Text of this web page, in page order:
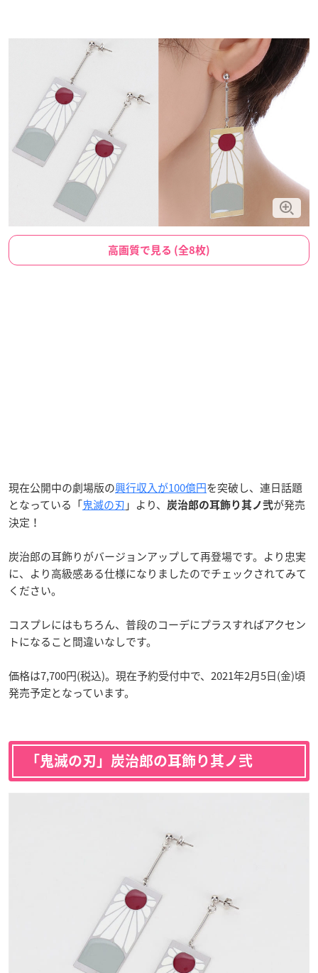
高画質で見る (全8枚)
現在公開中の劇場版の興行収入が100億円を突破し、連日話題
となっている「鬼滅の刃 」より、 炭治郎の耳飾り其ノ弐が発売
決定！
炭治郎の耳飾りがバージョンアップして再登場です。より忠実
に、より高級感ある仕様になりましたのでチェックされてみて
ください。
コスプレにはもちろん、普段のコーデにプラスすればアクセン
トになること間違いなしです。
価格は7,700円(税込)。現在予約受付中で、2021年2月5日(金)頃
発売予定となっています。
「鬼滅の刃」炭治郎の耳飾り其ノ弐